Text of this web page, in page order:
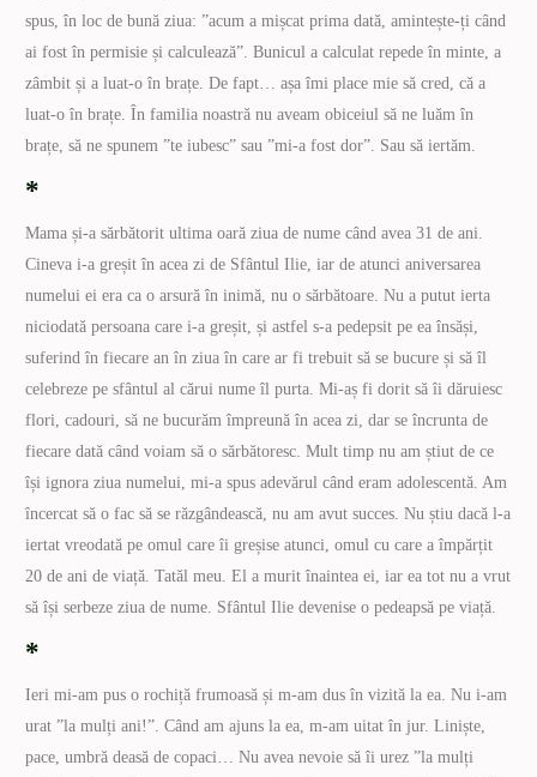
spus, în loc de bună ziua: ”acum a mișcat prima dată, amintește-ți când
ai fost în permisie și calculează”. Bunicul a calculat repede în minte, a
zâmbit și a luat-o în brațe. De fapt… așa îmi place mie să cred, că a
luat-o în brațe. În familia noastră nu aveam obiceiul să ne luăm în
brațe, să ne spunem ”te iubesc” sau ”mi-a fost dor”. Sau să iertăm.
*
Mama și-a sărbătorit ultima oară ziua de nume când avea 31 de ani.
Cineva i-a greșit în acea zi de Sfântul Ilie, iar de atunci aniversarea
numelui ei era ca o arsură în inimă, nu o sărbătoare. Nu a putut ierta
niciodată persoana care i-a greșit, și astfel s-a pedepsit pe ea însăși,
suferind în fiecare an în ziua în care ar fi trebuit să se bucure și să îl
celebreze pe sfântul al cărui nume îl purta. Mi-aș fi dorit să îi dăruiesc
flori, cadouri, să ne bucurăm împreună în acea zi, dar se încrunta de
fiecare dată când voiam să o sărbătoresc. Mult timp nu am știut de ce
își ignora ziua numelui, mi-a spus adevărul când eram adolescentă. Am
încercat să o fac să se răzgândească, nu am avut succes. Nu știu dacă l-a
iertat vreodată pe omul care îi greșise atunci, omul cu care a împărțit
20 de ani de viață. Tatăl meu. El a murit înaintea ei, iar ea tot nu a vrut
să își serbeze ziua de nume. Sfântul Ilie devenise o pedeapsă pe viață.
*
Ieri mi-am pus o rochiță frumoasă și m-am dus în vizită la ea. Nu i-am
urat ”la mulți ani!”. Când am ajuns la ea, m-am uitat în jur. Liniște,
pace, umbră deasă de copaci… Nu avea nevoie să îi urez ”la mulți